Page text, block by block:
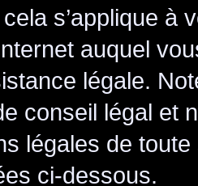
s’applique à
auquel
légale.
conseil légal et
légales de
ci-dessous.